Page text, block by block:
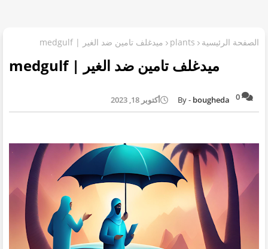
الصفحة الرئيسية plants ميدغلف تامين ضد الغير | medgulf
ميدغلف تامين ضد الغير | medgulf
bougheda أكتوبر 18, 2023